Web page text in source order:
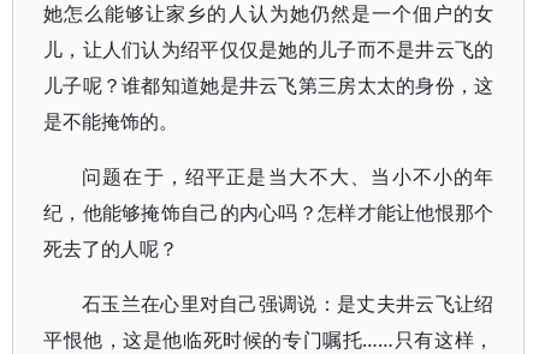
她怎么能够让家乡的人认为她仍然是一个佃户的女
儿，让人们认为绍平仅仅是她的儿子而不是井云飞的
儿子呢？谁都知道她是井云飞第三房太太的身份，这
是不能掩饰的。
问题在于，绍平正是当大不大、当小不小的年
纪，他能够掩饰自己的内心吗？怎样才能让他恨那个
死去了的人呢？
石玉兰在心里对自己强调说：是丈夫井云飞让绍
平恨他，这是他临死时候的专门嘱托……只有这样，